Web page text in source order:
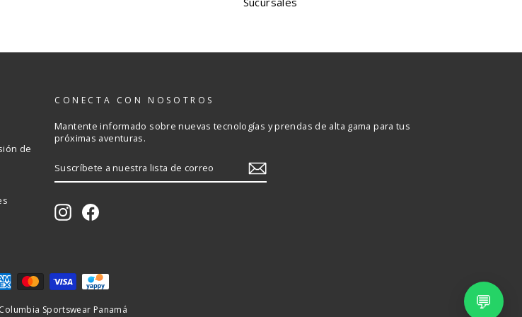
💬
de
CONECTA CON NOSOTROS
Mantente informado sobre nuevas tecnologías y prendas de alta gama para tus
próximas aventuras.
A
NUESTRA
CORREO
Instagram
Sportswear Panamá